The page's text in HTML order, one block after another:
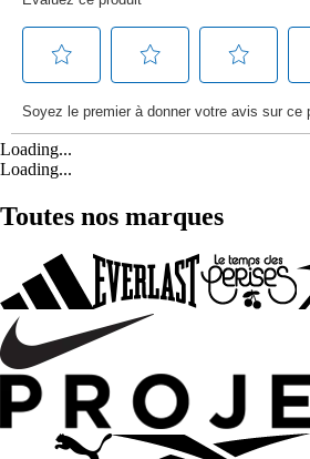
Loading...
Loading...
Toutes nos marques